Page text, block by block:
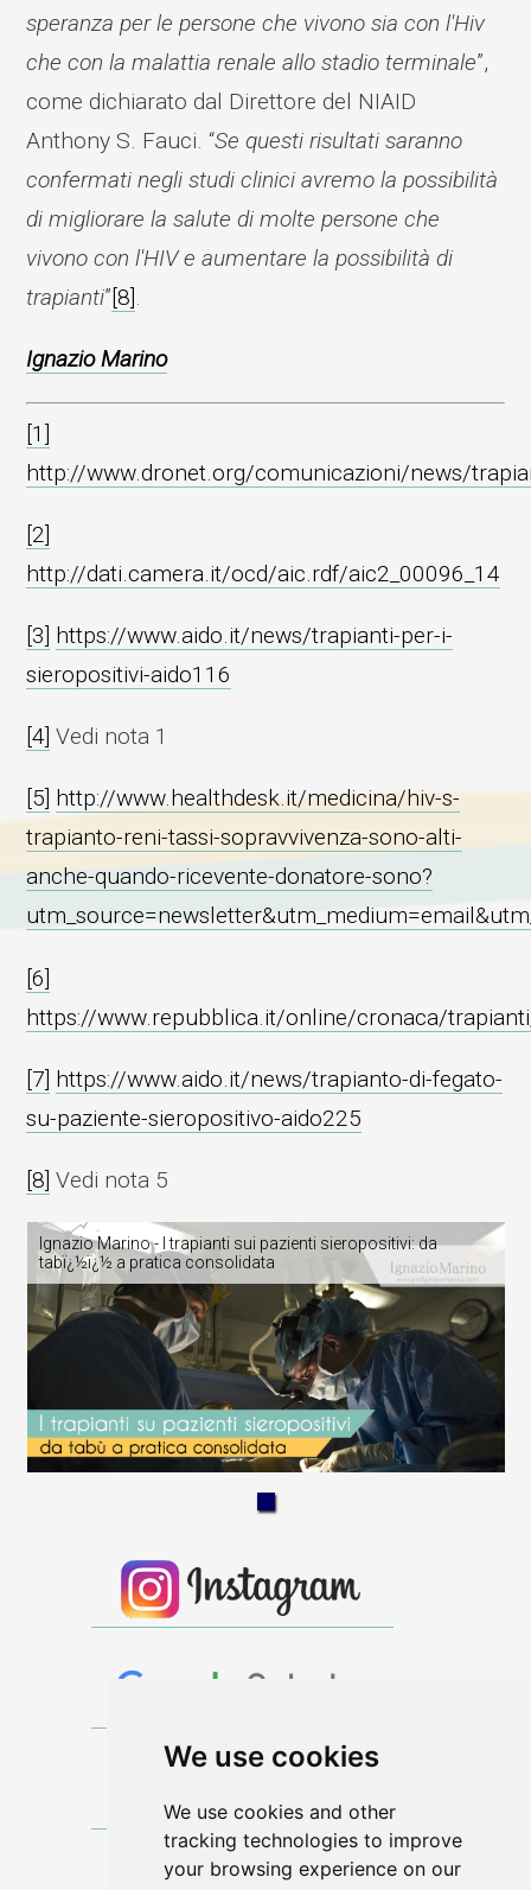
We use cookies
We use cookies and other
tracking technologies to improve
your browsing experience on our
speranza per le persone che vivono sia con l'Hiv
che con la malattia renale allo stadio terminale”,
come dichiarato dal Direttore del NIAID
Anthony S. Fauci. “Se questi risultati saranno
confermati negli studi clinici avremo la possibilità
di migliorare la salute di molte persone che
vivono con l'HIV e aumentare la possibilità di
trapianti”[8].
Ignazio Marino
[1]
http://www.dronet.org/comunicazioni/news/
[2]
http://dati.camera.it/ocd/aic.rdf/aic2_00096_14
[3] https://www.aido.it/news/trapianti-per-i-
sieropositivi-aido116
[4] Vedi nota 1
[5] http://www.healthdesk.it/medicina/hiv-s-
trapianto-reni-tassi-sopravvivenza-sono-alti-
anche-quando-ricevente-donatore-sono?
[6]
https://www.repubblica.it/online/cronaca/
[7] https://www.aido.it/news/trapianto-di-fegato-
su-paziente-sieropositivo-aido225
[8] Vedi nota 5
Ignazio Marino - I trapianti sui pazienti sieropositivi: da
tabï¿½ï¿½ a pratica consolidata